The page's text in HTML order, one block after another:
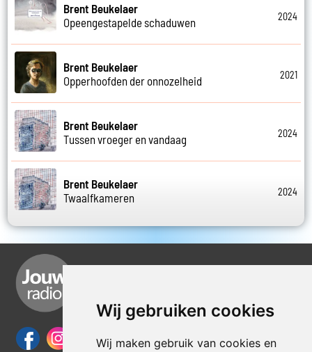
Wij gebruiken cookies
Wij maken gebruik van cookies en
Brent Beukelaer
Opeengestapelde schaduwen
2024
Brent Beukelaer
Opperhoofden der onnozelheid
2021
Brent Beukelaer
Tussen vroeger en vandaag
2024
Brent Beukelaer
Twaalfkameren
2024